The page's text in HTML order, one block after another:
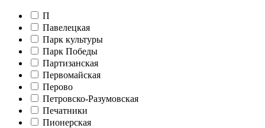
П
Павелецкая
Парк культуры
Парк Победы
Партизанская
Первомайская
Перово
Петровско-Разумовская
Печатники
Пионерская